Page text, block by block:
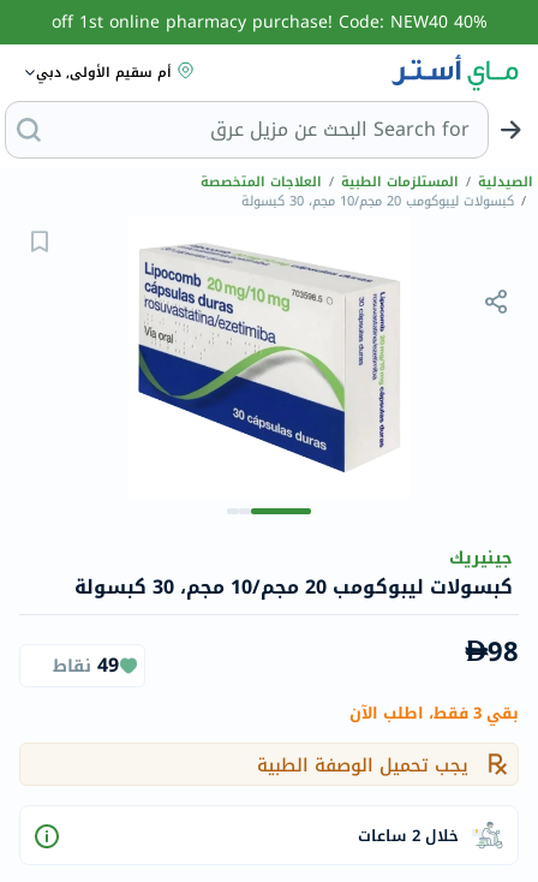
40% off 1st online pharmacy purchase! Code: NEW40
أم سقيم الأولى, دبي
Search for ال
الصيدلية / المستلزمات الطبية / العلاجات المتخصصة
/ كبسولات ليبوكومب 20 مجم/10 مجم، 30 كبسولة
جينيريك
كبسولات ليبوكومب 20 مجم/10 مجم، 30 كبسولة
98
49 نقاط
بقي 3 فقط، اطلب الآن
يجب تحميل الوصفة الطبية
خلال 2 ساعات